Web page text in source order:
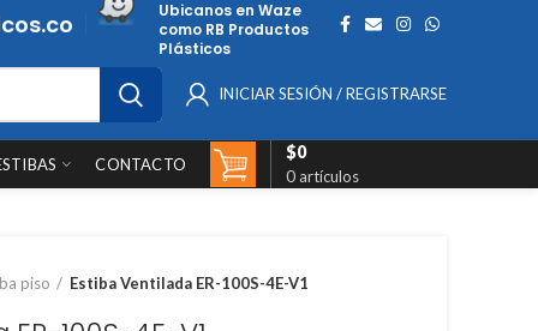
Ubicanos en Waze
como RB Productos
Plásticos
INICIAR SESIÓN / REGISTRARSE
CONTACTO
0 artículos
$0
piso Estiba Ventilada ER-100S-4E-V1